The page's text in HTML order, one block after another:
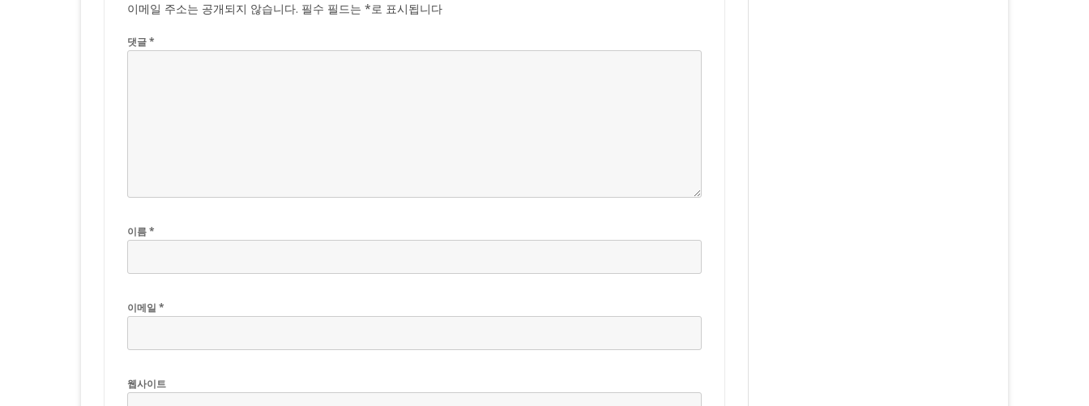
이메일 주소는 공개되지 않습니다. 필수 필드는 *로 표시됩니다
댓글*
이름*
이메일 *
웹사이트